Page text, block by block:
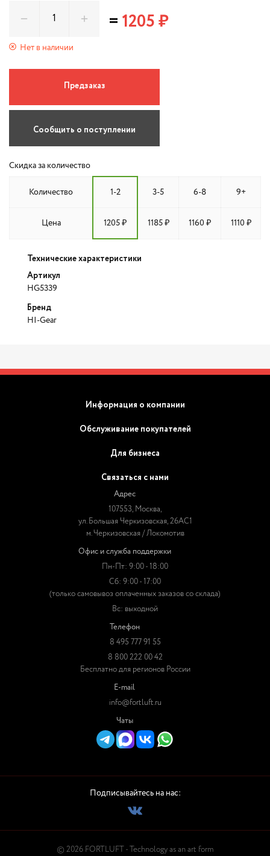
Нет в наличии
=1205 ₽
Предзаказ
Сообщить о поступлении
Скидка за количество
Количество 1-2 3-5 6-8 9+
Цена 1205 ₽ 1185 ₽ 1160 ₽ 1110 ₽
Технические характеристики
Артикул
HG5339
Бренд
HI-Gear
Информация о компании
Обслуживание покупателей
Для бизнеса
Связаться с нами
Адрес
107553, Москва,
ул. Большая Черкизовская, 26АС1
м. Черкизовская / Локомотив
Офис и служба поддержки
Пн-Пт: 9:00 - 18:00
Сб: 9:00 - 17:00
(только самовывоз оплаченных заказов со склада)
Вс: выходной
Телефон
8 495 777 91 55
8 800 222 00 42
Бесплатно для регионов России
E-mail
info@fortluft.ru
Чаты
Подписывайтесь на нас:
© 2026 FORTLUFT - Technology as an art form